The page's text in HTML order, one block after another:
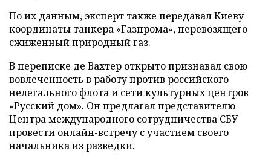
По их данным, эксперт также передавал Киеву
координаты танкера «Газпрома», перевозящего
сжиженный природный газ.
В переписке де Вахтер открыто признавал свою
вовлеченность в работу против российского
нелегального флота и сети культурных центров
«Русский дом». Он предлагал представителю
Центра международного сотрудничества СБУ
провести онлайн-встречу с участием своего
начальника из разведки.